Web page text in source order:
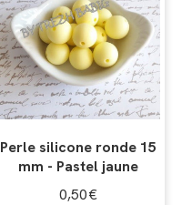
Perle silicone ronde 15
mm - Pastel jaune
0,50€